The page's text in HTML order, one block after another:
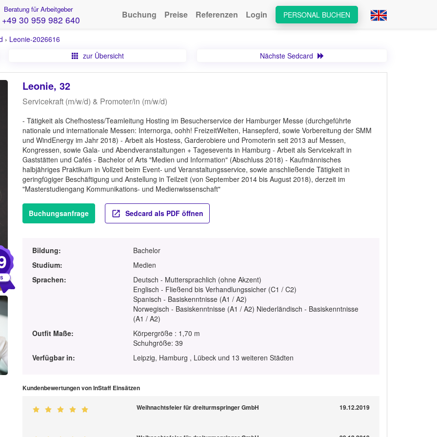
Beratung für Arbeitgeber
+49 30 959 982 640 PERSONAL BUCHEN
Buchung Preise Referenzen Login
› Leonie-2026616
zur Übersicht
Nächste Sedcard
Leonie, 32
Servicekraft (m/w/d) & Promoter/in (m/w/d)
- Tätigkeit als Chefhostess/Teamleitung Hosting im Besucherservice der Hamburger Messe (durchgeführte
nationale und internationale Messen: Internorga, oohh! FreizeitWelten, Hansepferd, sowie Vorbereitung der SMM
und WindEnergy im Jahr 2018) - Arbeit als Hostess, Garderobiere und Promoterin seit 2013 auf Messen,
Kongressen, sowie Gala- und Abendveranstaltungen + Tagesevents in Hamburg - Arbeit als Servicekraft in
Gaststätten und Cafés - Bachelor of Arts "Medien und Information" (Abschluss 2018) - Kaufmännisches
halbjähriges Praktikum in Vollzeit beim Event- und Veranstaltungsservice, sowie anschließende Tätigkeit in
geringfügiger Beschäftigung und Anstellung in Teilzeit (von September 2014 bis August 2018), derzeit im
"Masterstudiengang Kommunikations- und Medienwissenschaft"
Buchungsanfrage Sedcard als PDF öffnen
Bildung:
Bachelor
Studium:
Medien
Sprachen:
Deutsch - Muttersprachlich (ohne Akzent)
Englisch - Fließend bis Verhandlungssicher (C1 / C2)
Spanisch - Basiskenntnisse (A1 / A2)
Norwegisch - Basiskenntnisse (A1 / A2) Niederländisch - Basiskenntnisse
(A1 / A2)
Outfit Maße:
Körpergröße : 1,70 m
Schuhgröße: 39
Verfügbar in:
Leipzig, Hamburg , Lübeck und 13 weiteren Städten
Kundenbewertungen von InStaff Einsätzen
Weihnachtsfeier für dreiturmspringer GmbH 19.12.2019